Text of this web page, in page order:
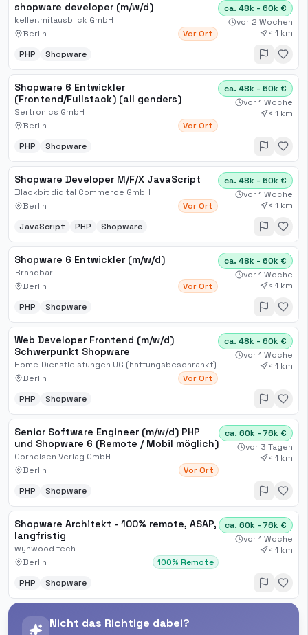
shopware developer (m/w/d)
keller.mitausblick GmbH
Berlin
Vor Ort
ca. 48k - 60k €
vor 2 Wochen
< 1 km
PHP
Shopware
Shopware 6 Entwickler
(Frontend/Fullstack) (all genders)
Sertronics GmbH
Berlin
Vor Ort
ca. 48k - 60k €
vor 1 Woche
< 1 km
PHP Shopware
Shopware Developer M/F/X JavaScript
Blackbit digital Commerce GmbH
Berlin
Vor Ort
ca. 48k - 60k €
vor 1 Woche
< 1 km
JavaScript
PHP Shopware
Shopware 6 Entwickler (m/w/d)
Brandbar
Berlin
Vor Ort
ca. 48k - 60k €
vor 1 Woche
< 1 km
PHP
Shopware
Web Developer Frontend (m/w/d)
Schwerpunkt Shopware
Home Dienstleistungen UG (haftungsbeschränkt)
Berlin
Vor Ort
ca. 48k - 60k €
vor 1 Woche
< 1 km
PHP Shopware
Senior Software Engineer (m/w/d) PHP
und Shopware 6 (Remote / Mobil möglich)
Cornelsen Verlag GmbH
Berlin
Vor Ort
ca. 60k - 76k €
vor 3 Tagen
< 1 km
PHP Shopware
Shopware Architekt - 100% remote, ASAP,
langfristig
wynwood tech
Berlin
100% Remote
ca. 60k - 76k €
vor 1 Woche
< 1 km
PHP Shopware
Nicht das Richtige dabei?